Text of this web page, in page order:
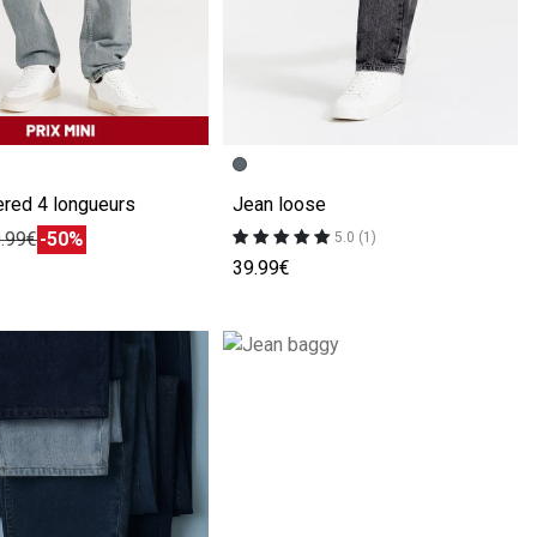
4 longueurs
-50%
Image précédente
Image suivante
Jean loose
5.0 (1)
39.99€